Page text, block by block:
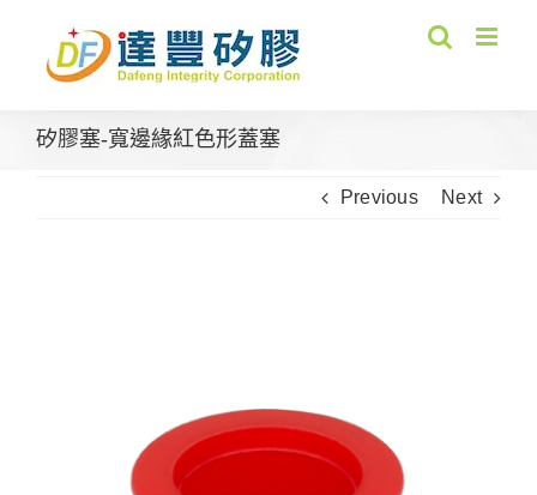
content
矽膠塞-寬邊緣紅色形蓋塞
Previous Next